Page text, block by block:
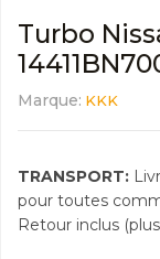
Turbo
Marque: KKK
TRANSPORT:
pour toutes
Retour inclus